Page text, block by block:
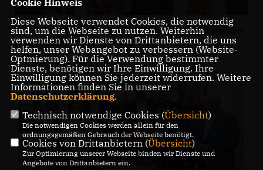
Die Walldorfer Rundschau 2024 Nr. 10 druckfrisch aus dem
Briefkasten | Foto: Dr. Clemens Kriesel
Cookie Hinweis
Diese Webseite verwendet Cookies, die notwendig
sind, um die Webseite zu nutzen. Weiterhin
verwenden wir Dienste von Drittanbietern, die uns
helfen, unser Webangebot zu verbessern (Website-
Optmierung). Für die Verwendung bestimmter
Dienste, benötigen wir Ihre Einwilligung. Ihre
Einwilligung können Sie jederzeit widerrufen. Weitere
Informationen finden Sie in unserer
Datenschutzerklärung.
Technisch notwendige Cookies (Übersicht)
Die notwendigen Cookies werden allein für den
ordnungsgemäßen Gebrauch der Webseite benötigt.
Cookies von Drittanbietern (Übersicht)
Zur Optimierung unserer Webseite binden wir Dienste und
Angebote von Drittanbietern ein.